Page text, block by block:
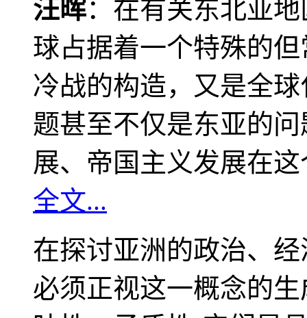
汪晖：在有关东北亚
球占据着一个特殊的
冷战的构造，又是全
题甚至不仅是东亚的
展、帝国主义发展在
全文...
在探讨亚洲的政治、
必须正视这一概念的